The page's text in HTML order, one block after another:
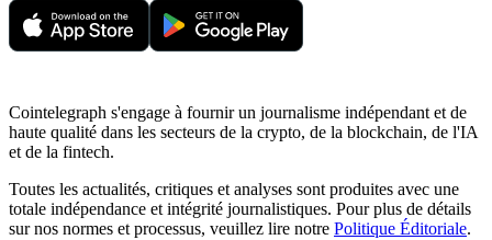
Cointelegraph s'engage à fournir un journalisme indépendant et de
haute qualité dans les secteurs de la crypto, de la blockchain, de l'IA
et de la fintech.
Toutes les actualités, critiques et analyses sont produites avec une
totale indépendance et intégrité journalistiques. Pour plus de détails
sur nos normes et processus, veuillez lire notre Politique Éditoriale.